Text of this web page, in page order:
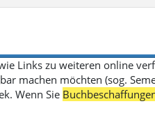
Links zu weiteren online
machen möchten (sog.
Wenn Sie